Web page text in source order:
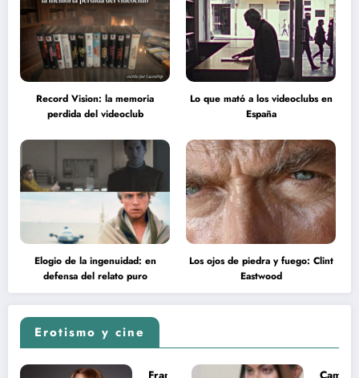
Record Vision: la memoria
perdida del videoclub
Lo que mató a los videoclubs en
España
Elogio de la ingenuidad: en
defensa del relato puro
Los ojos de piedra y fuego: Clint
Eastwood
Erotismo y cine
Francesca
Camila